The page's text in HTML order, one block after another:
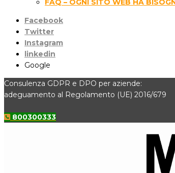
FAQ – OGNI SITO WEB HA
Facebook
Twitter
Instagram
linkedin
Google
Consulenza GDPR e DPO per aziende:
adeguamento al Regolamento (UE) 2016/679
800300333